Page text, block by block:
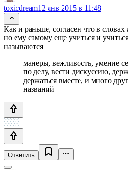
toxicdream12 янв 2015 в 11:48
Как и раньше, согласен что в словах
но ему самому еще учиться и
называются
манеры, вежливость, умение
по делу, вести дискуссию,
держаться вместе, и много
названий
Ответить